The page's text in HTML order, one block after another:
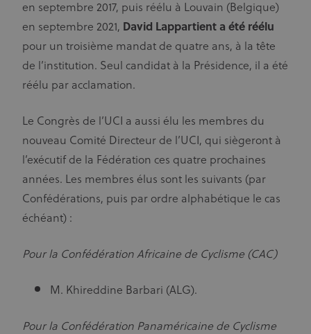
en septembre 2017, puis réélu à Louvain (Belgique)
en septembre 2021, David Lappartient a été réélu
pour un troisième mandat de quatre ans, à la tête
de l’institution. Seul candidat à la Présidence, il a été
réélu par acclamation.
Le Congrès de l’UCI a aussi élu les membres du
nouveau Comité Directeur de l’UCI, qui siègeront à
l’exécutif de la Fédération ces quatre prochaines
années. Les membres élus sont les suivants (par
Confédérations, puis par ordre alphabétique le cas
échéant) :
Pour la Confédération Africaine de Cyclisme (CAC)
M. Khireddine Barbari (ALG).
Pour la Confédération Panaméricaine de Cyclisme